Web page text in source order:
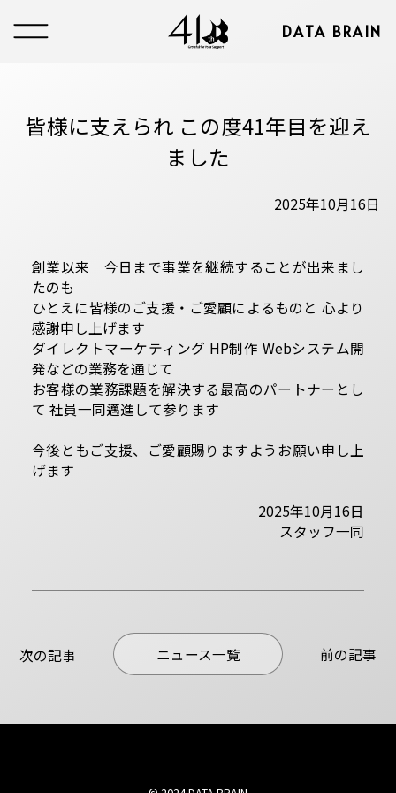
DATA BRAIN
皆様に支えられ この度41年目を迎え
ました
2025年10月16日
創業以来 今日まで事業を継続することが出来まし
たのも
ひとえに皆様のご支援・ご愛顧によるものと 心より
感謝申し上げます
ダイレクトマーケティング HP制作 Webシステム開
発などの業務を通じて
お客様の業務課題を解決する最高のパートナーとし
て 社員一同邁進して参ります
今後ともご支援、ご愛顧賜りますようお願い申し上
げます
2025年10月16日
スタッフ一同
次の記事 ニュース一覧 前の記事